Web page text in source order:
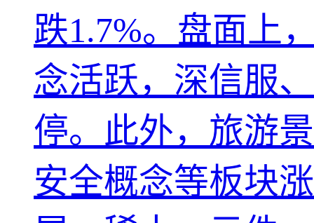
跌1.7%。盘面上
念活跃，深信服
停。此外，旅游
安全概念等板块